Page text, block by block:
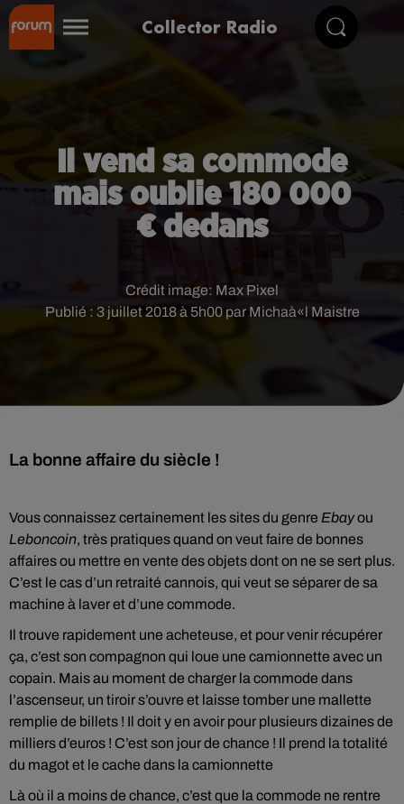
Collector Radio
Il vend sa commode
mais oublie 180 000
€ dedans
Publié : 3 juillet 2018 à 5h00 par Michaà«l Maistre
Crédit image: Max Pixel
La bonne affaire du siècle !
Vous connaissez certainement les sites du genre Ebayou
Leboncoin, très pratiques quand on veut faire de bonnes
affaires ou mettre en vente des objets dont on ne se sert plus.
C’est le cas d’un retraité cannois, qui veut se séparer de sa
machine à laver et d’une commode.
Il trouve rapidement une acheteuse, et pour venir récupérer
ça, c’est son compagnon qui loue une camionnette avec un
copain. Mais au moment de charger la commode dans
l’ascenseur, un tiroir s’ouvre et laisse tomber une mallette
remplie de billets ! Il doit y en avoir pour plusieurs dizaines de
milliers d’euros ! C’est son jour de chance ! Il prend la totalité
du magot et le cache dans la camionnette
Là où il a moins de chance, c’est que la commode ne rentre